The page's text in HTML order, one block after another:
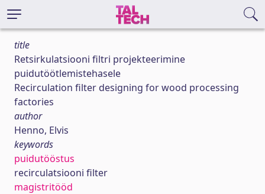
title
Retsirkulatsiooni filtri projekteerimine
puidutöötlemistehasele
Recirculation filter designing for wood processing
factories
author
Henno, Elvis
keywords
puidutööstus
recirculatsiooni filter
magistritööd